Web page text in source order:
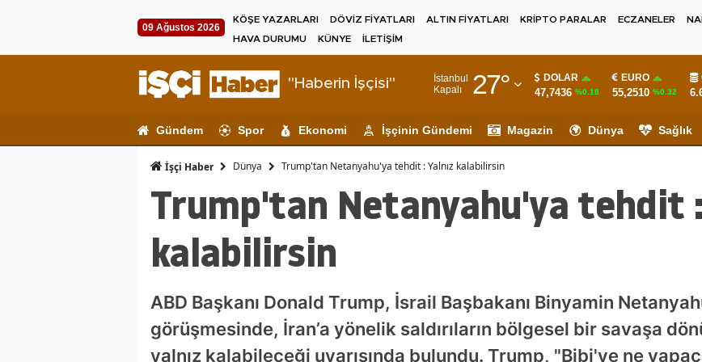
09 Ağustos 2026
KÖŞE YAZARLARI DÖVİZ FİYATLARI ALTIN FİYATLARI KRİPTO PARALAR ECZANELER
HAVA DURUMU
KÜNYE İLETİŞİM
"Haberin İşçisi"
İstanbul
Kapalı
27°
Adıyaman
Ağrı
Ankara
Aydın
Balıkesir
DOLAR
47,7436 %0.18
EURO
55,2510 %0.32
Gündem Spor Ekonomi İşçinin Gündemi Magazin Dünya Sağlık
İşçi Haber Dünya Trump'tan Netanyahu'ya tehdit : Yalnız kalabilirsin
Trump'tan Netanyahu'ya tehdit :
kalabilirsin
ABD Başkanı Donald Trump, İsrail Başbakanı Binyamin
görüşmesinde, İran’a yönelik saldırıların bölgesel bir savaşa
yalnız kalabileceği uyarısında bulundu. Trump, "Bibi'ye ne